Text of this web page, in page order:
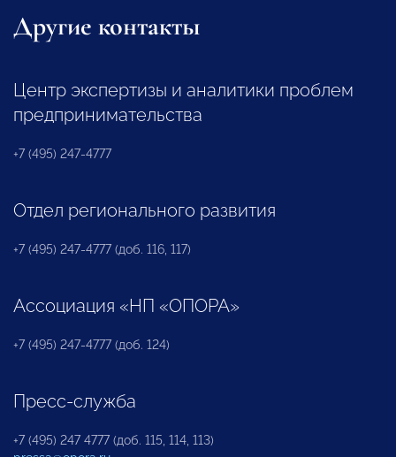
Другие контакты
Центр экспертизы и аналитики проблем
предпринимательства
+7 (495) 247-4777
Отдел регионального развития
+7 (495) 247-4777 (доб. 116, 117)
Ассоциация «НП «ОПОРА»
+7 (495) 247-4777 (доб. 124)
Пресс-служба
+7 (495) 247 4777 (доб. 115, 114, 113)